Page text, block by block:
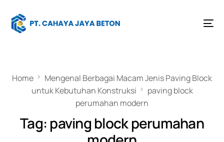
Home
Mengenal Berbagai Macam Jenis Paving Block
untuk Kebutuhan Konstruksi
paving block
perumahan modern
Tag: paving block perumahan